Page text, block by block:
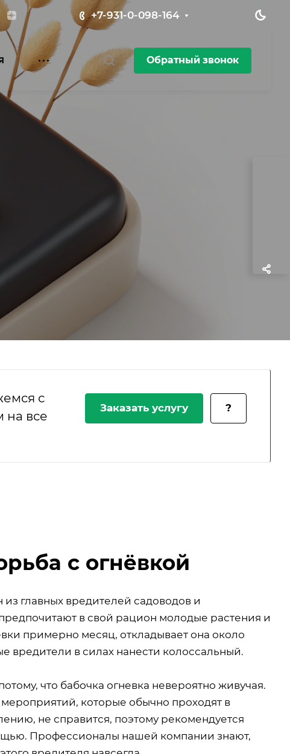
+7-931-0-098-164
Обратный звонок
с
на все
Заказать услугу ?
с огнёвкой
главных вредителей садоводов и
в свой рацион молодые растения и
примерно месяц, откладывает она около
вредители в силах нанести колоссальный.
что бабочка огневка невероятно живучая.
которые обычно проходят в
не справится, поэтому рекомендуется
Профессионалы нашей компании знают,